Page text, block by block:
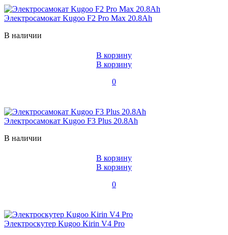
Электросамокат Kugoo F2 Pro Max 20.8Ah
В наличии
В корзину
В корзину
0
Электросамокат Kugoo F3 Plus 20.8Ah
В наличии
В корзину
В корзину
0
Электроскутер Kugoo Kirin V4 Pro